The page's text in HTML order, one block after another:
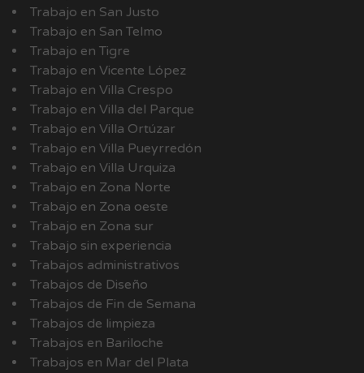
Trabajo en San Justo
Trabajo en San Telmo
Trabajo en Tigre
Trabajo en Vicente López
Trabajo en Villa Crespo
Trabajo en Villa del Parque
Trabajo en Villa Ortúzar
Trabajo en Villa Pueyrredón
Trabajo en Villa Urquiza
Trabajo en Zona Norte
Trabajo en Zona oeste
Trabajo en Zona sur
Trabajo sin experiencia
Trabajos administrativos
Trabajos de Diseño
Trabajos de Fin de Semana
Trabajos de limpieza
Trabajos en Bariloche
Trabajos en Mar del Plata